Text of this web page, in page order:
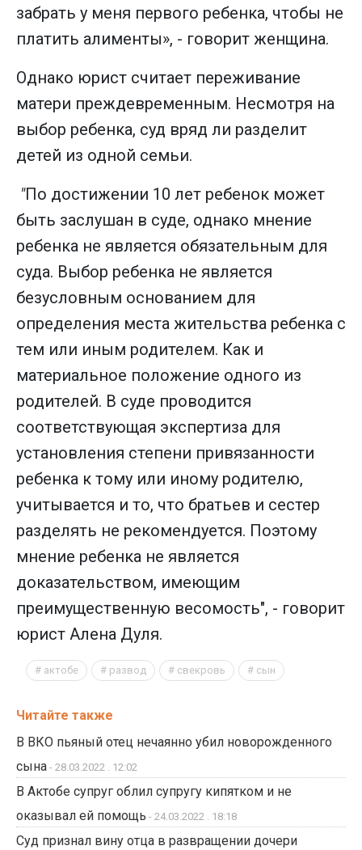
забрать у меня первого ребенка, чтобы не
платить алименты», - говорит женщина.
Однако юрист считает переживание
матери преждевременным. Несмотря на
выбор ребенка, суд вряд ли разделит
детей из одной семьи.
"По достижении 10 лет ребенок может
быть заслушан в суде, однако мнение
ребенка не является обязательным для
суда. Выбор ребенка не является
безусловным основанием для
определения места жительства ребенка с
тем или иным родителем. Как и
материальное положение одного из
родителей. В суде проводится
соответствующая экспертиза для
установления степени привязанности
ребенка к тому или иному родителю,
учитывается и то, что братьев и сестер
разделять не рекомендуется. Поэтому
мнение ребенка не является
доказательством, имеющим
преимущественную весомость", - говорит
юрист Алена Дуля.
актобе развод свекровь сын
Читайте также
В ВКО пьяный отец нечаянно убил новорожденного
сына - 28.03.2022 . 12:02
В Актобе супруг облил супругу кипятком и не
оказывал ей помощь - 24.03.2022 . 18:18
Суд признал вину отца в развращении дочери